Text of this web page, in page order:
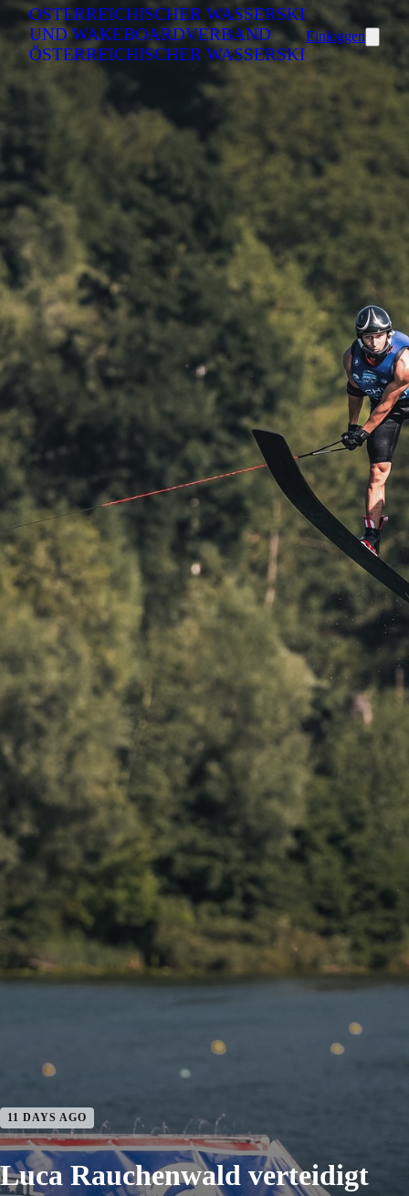
ÖSTERREICHISCHER WASSERSKI
UND WAKEBOARDVERBAND
ÖSTERREICHISCHER WASSERSKI
UND WAKEBOARDVERBAND
Einloggen
11 DAYS AGO
Luca Rauchenwald verteidigt
...
ÖSTERREICHISCHER WASSERSKI UND
WAKEBOARDVERBAND
Barawitzkagasse 5/7
1190 Wien
+4369915000155
office@oewwv.at
ZVR-Zahl: 001514624
Mitglied der International Waterski & Wakeboard Federation
(IWWF)